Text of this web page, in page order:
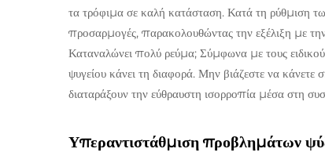
τα τρόφιμα σε καλή κατάσταση. Κατά τη ρύθμιση
προσαρμογές, παρακολουθώντας την εξέλιξη με
Καταναλώνει πολύ ρεύμα; Σύμφωνα με τους
ψυγείου κάνει τη διαφορά. Μην βιάζεστε να
διαταράξουν την εύθραυστη ισορροπία μέσα στη
Υπεραντιστάθμιση προβλημάτων